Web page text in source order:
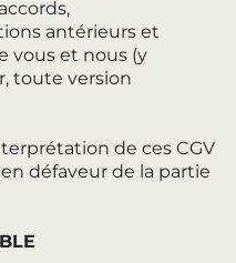
antérieurs et
vous et nous (y
toute version
de ces CGV
défaveur de la partie